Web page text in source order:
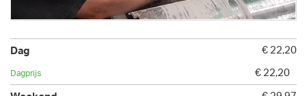
€ 22,20
€ 22,20